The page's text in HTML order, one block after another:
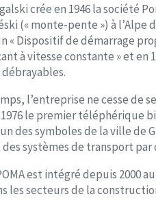
crée en 1946 la société
(« monte-pente ») à l’Alpe
« Dispositif de démarrage
à vitesse constante » et en
l’entreprise ne cesse de
le premier téléphérique
des symboles de la ville de
systèmes de transport par
est intégré depuis 2000
les secteurs de la